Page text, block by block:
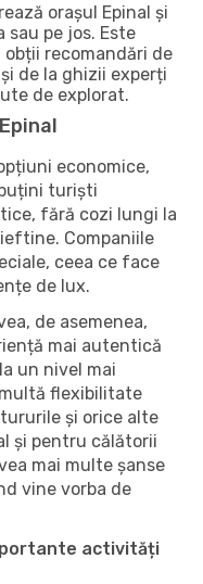
orașul Epinal și
pe jos. Este
recomandări de
de la ghizii experți
de explorat.
economice,
turiști
fără cozi lungi la
Companiile
ceea ce face
de lux.
de asemenea,
mai autentică
un nivel mai
flexibilitate
și orice alte
și pentru călătorii
mai multe șanse
vine vorba de
activități